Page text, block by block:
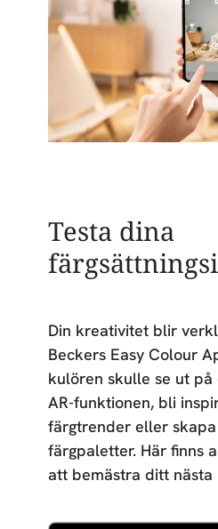
Testa dina
Din kreativitet blir
Beckers Easy Colour
kulören skulle se ut på
AR-funktionen, bli
färgtrender eller
färgpaletter. Här finns
att bemästra ditt nästa